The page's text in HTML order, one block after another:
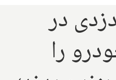
در
را